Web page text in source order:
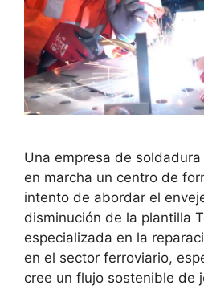
Una empresa de
en marcha un centro de
intento de abordar el
disminución de la plantilla
especializada en la
en el sector ferroviario,
cree un flujo sostenible de